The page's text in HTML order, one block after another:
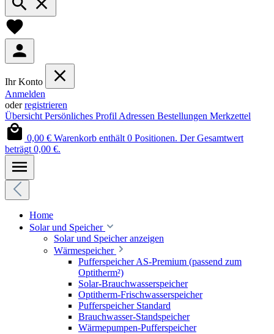
Ihr Konto
Anmelden
oderregistrieren
Übersicht Persönliches Profil Adressen Bestellungen Merkzettel
0,00 € Warenkorb enthält 0 Positionen. Der Gesamtwert
beträgt 0,00 €.
Home
Solar und Speicher
Solar und Speicher anzeigen
Wärmespeicher
Pufferspeicher AS-Premium (passend zum
Optitherm²)
Solar-Brauchwasserspeicher
Optitherm-Frischwasserspeicher
Pufferspeicher Standard
Brauchwasser-Standspeicher
Wärmepumpen-Pufferspeicher